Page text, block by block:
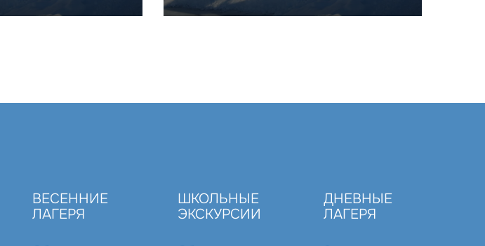
ВЕСЕННИЕ
ЛАГЕРЯ
ШКОЛЬНЫЕ
ЭКСКУРСИИ
ДНЕВНЫЕ
ЛАГЕРЯ